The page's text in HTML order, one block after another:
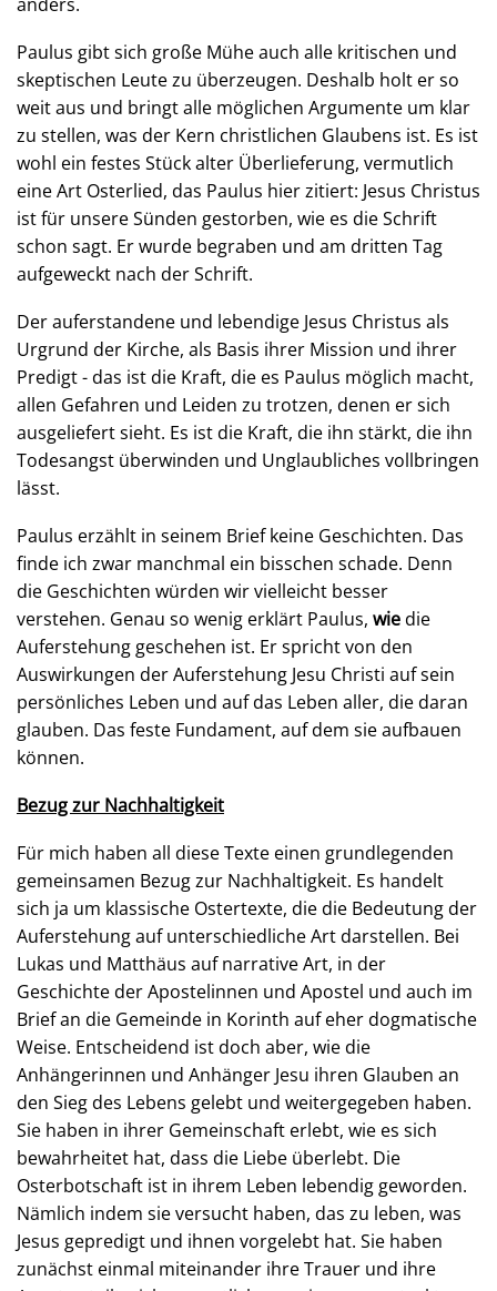
Paulus gibt sich große Mühe auch alle kritischen und
skeptischen Leute zu überzeugen. Deshalb holt er so
weit aus und bringt alle möglichen Argumente um klar
zu stellen, was der Kern christlichen Glaubens ist. Es ist
wohl ein festes Stück alter Überlieferung, vermutlich
eine Art Osterlied, das Paulus hier zitiert: Jesus Christus
ist für unsere Sünden gestorben, wie es die Schrift
schon sagt. Er wurde begraben und am dritten Tag
aufgeweckt nach der Schrift.
Der auferstandene und lebendige Jesus Christus als
Urgrund der Kirche, als Basis ihrer Mission und ihrer
Predigt - das ist die Kraft, die es Paulus möglich macht,
allen Gefahren und Leiden zu trotzen, denen er sich
ausgeliefert sieht. Es ist die Kraft, die ihn stärkt, die ihn
Todesangst überwinden und Unglaubliches vollbringen
lässt.
Paulus erzählt in seinem Brief keine Geschichten. Das
finde ich zwar manchmal ein bisschen schade. Denn
die Geschichten würden wir vielleicht besser
verstehen. Genau so wenig erklärt Paulus, wiedie
Auferstehung geschehen ist. Er spricht von den
Auswirkungen der Auferstehung Jesu Christi auf sein
persönliches Leben und auf das Leben aller, die daran
glauben. Das feste Fundament, auf dem sie aufbauen
können.
Bezug zur Nachhaltigkeit
Für mich haben all diese Texte einen grundlegenden
gemeinsamen Bezug zur Nachhaltigkeit. Es handelt
sich ja um klassische Ostertexte, die die Bedeutung der
Auferstehung auf unterschiedliche Art darstellen. Bei
Lukas und Matthäus auf narrative Art, in der
Geschichte der Apostelinnen und Apostel und auch im
Brief an die Gemeinde in Korinth auf eher dogmatische
Weise. Entscheidend ist doch aber, wie die
Anhängerinnen und Anhänger Jesu ihren Glauben an
den Sieg des Lebens gelebt und weitergegeben haben.
Sie haben in ihrer Gemeinschaft erlebt, wie es sich
bewahrheitet hat, dass die Liebe überlebt. Die
Osterbotschaft ist in ihrem Leben lebendig geworden.
Nämlich indem sie versucht haben, das zu leben, was
Jesus gepredigt und ihnen vorgelebt hat. Sie haben
zunächst einmal miteinander ihre Trauer und ihre